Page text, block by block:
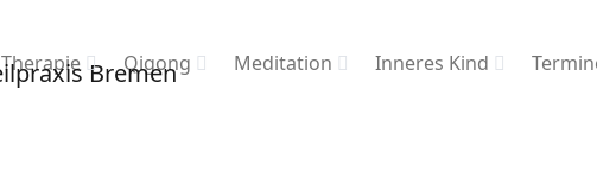
Therapie Qigong Meditation Inneres Kind